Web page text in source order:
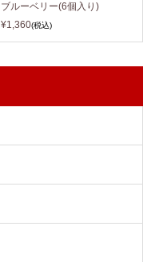
ブルーベリー(6個入り)
¥1,360(税込)